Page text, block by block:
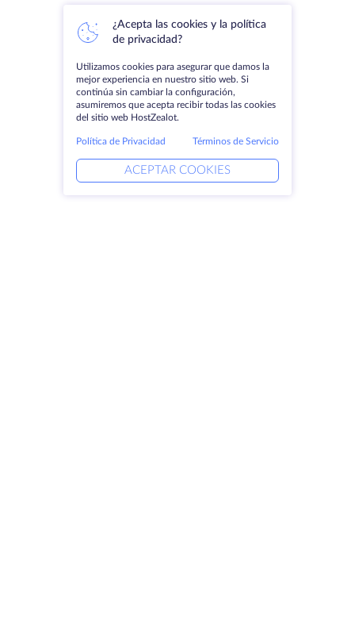
¿Acepta las cookies y la política
de privacidad?
Utilizamos cookies para asegurar que damos la
mejor experiencia en nuestro sitio web. Si
continúa sin cambiar la configuración,
asumiremos que acepta recibir todas las cookies
del sitio web HostZealot.
Política de Privacidad Términos de Servicio
ACEPTAR COOKIES